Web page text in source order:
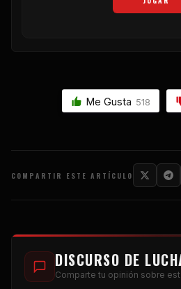
Me Gusta 518
COMPARTIR ESTE ARTÍCULO
DISCURSO DE
Comparte tu opinión sobre